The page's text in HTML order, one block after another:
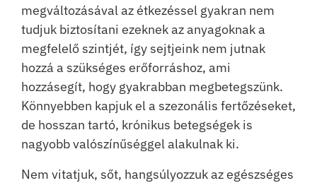
megváltozásával az étkezéssel gyakran nem
tudjuk biztosítani ezeknek az anyagoknak a
megfelelő szintjét, így sejtjeink nem jutnak
hozzá a szükséges erőforráshoz, ami
hozzásegít, hogy gyakrabban megbetegszünk.
Könnyebben kapjuk el a szezonális fertőzéseket,
de hosszan tartó, krónikus betegségek is
nagyobb valószínűséggel alakulnak ki.
Nem vitatjuk, sőt, hangsúlyozzuk az egészséges